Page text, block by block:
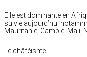
Elle est dominante en
suivie aujourd’hui
Mauritanie, Gambie, Mali,
Le châféisme :